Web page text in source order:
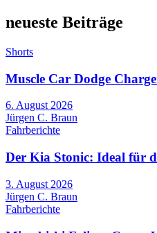
neueste Beiträge
Shorts
Muscle Car Dodge
6. August 2026
Jürgen C. Braun
Fahrberichte
Der Kia Stonic: Ideal für
3. August 2026
Jürgen C. Braun
Fahrberichte